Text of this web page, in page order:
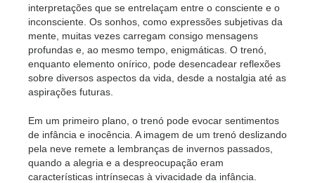
interpretações que se entrelaçam entre o consciente e o
inconsciente. Os sonhos, como expressões subjetivas da
mente, muitas vezes carregam consigo mensagens
profundas e, ao mesmo tempo, enigmáticas. O trenó,
enquanto elemento onírico, pode desencadear reflexões
sobre diversos aspectos da vida, desde a nostalgia até as
aspirações futuras.
Em um primeiro plano, o trenó pode evocar sentimentos
de infância e inocência. A imagem de um trenó deslizando
pela neve remete a lembranças de invernos passados,
quando a alegria e a despreocupação eram
características intrínsecas à vivacidade da infância.